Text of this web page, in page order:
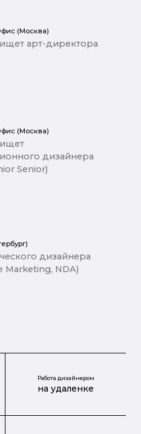
(Москва)
арт-директора
(Москва)
дизайнера
Senior)
дизайнера
Marketing, NDA)
Работа дизайнером
на удаленке